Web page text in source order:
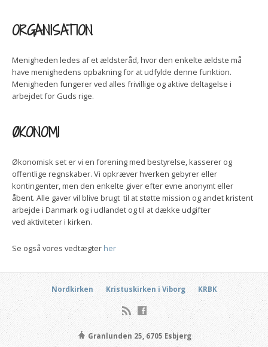
ORGANISATION
Menigheden ledes af et ældsteråd, hvor den enkelte ældste må
have menighedens opbakning for at udfylde denne funktion.
Menigheden fungerer ved alles frivillige og aktive deltagelse i
arbejdet for Guds rige.
ØKONOMI
Økonomisk set er vi en forening med bestyrelse, kasserer og
offentlige regnskaber. Vi opkræver hverken gebyrer eller
kontingenter, men den enkelte giver efter evne anonymt eller
åbent. Alle gaver vil blive brugt til at støtte mission og andet kristent
arbejde i Danmark og i udlandet og til at dække udgifter
ved aktiviteter i kirken.
Se også vores vedtægter her
Nordkirken Kristuskirken i Viborg KRBK
Granlunden 25, 6705 Esbjerg